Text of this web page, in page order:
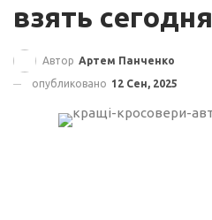
взять сегодня
Автор Артем Панченко
опубликовано 12 Сен, 2025